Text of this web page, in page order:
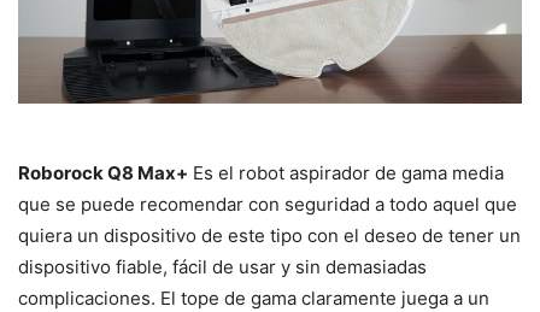
Roborock Q8 Max+ Es el robot aspirador de gama media
que se puede recomendar con seguridad a todo aquel que
quiera un dispositivo de este tipo con el deseo de tener un
dispositivo fiable, fácil de usar y sin demasiadas
complicaciones. El tope de gama claramente juega a un